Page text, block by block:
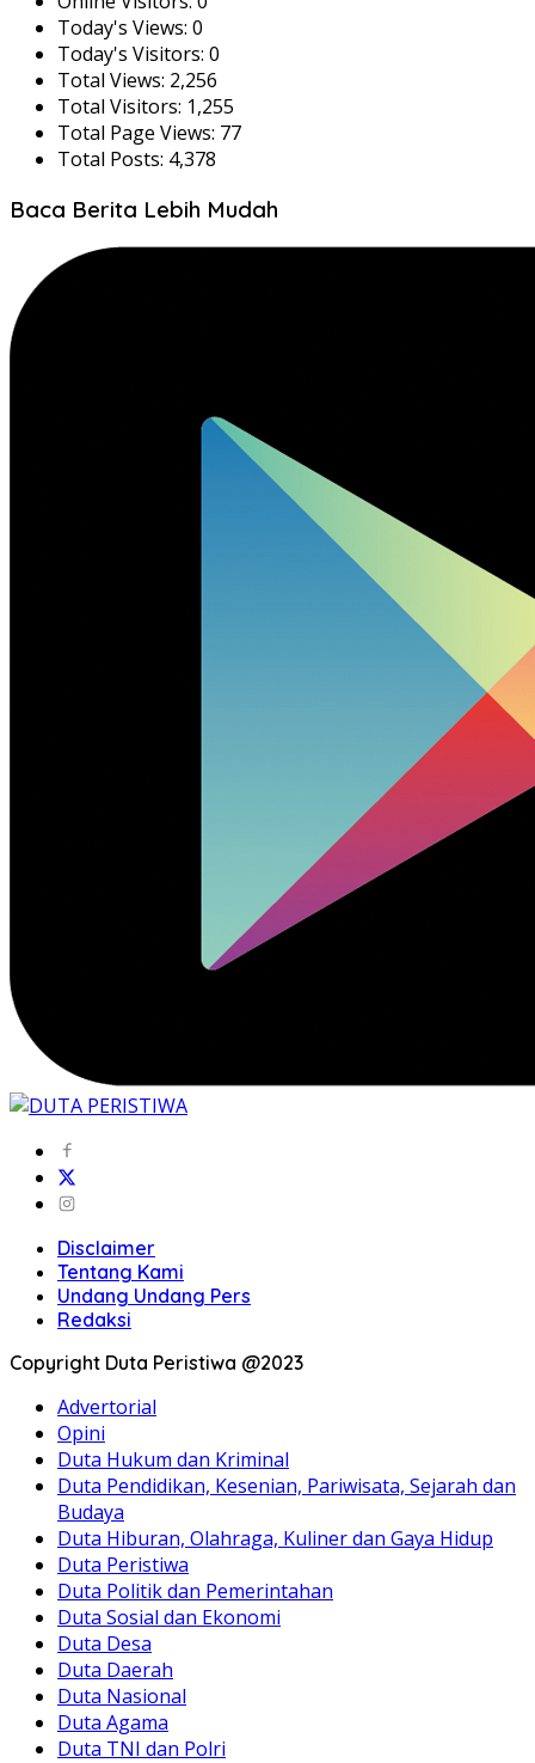
Today's Views: 0
Today's Visitors: 0
Total Views: 2,256
Total Visitors: 1,255
Total Page Views: 77
Total Posts: 4,378
Baca Berita Lebih Mudah
Disclaimer
Tentang Kami
Undang Undang Pers
Redaksi
Copyright Duta Peristiwa @2023
Advertorial
Opini
Duta Hukum dan Kriminal
Duta Pendidikan, Kesenian, Pariwisata, Sejarah dan
Budaya
Duta Hiburan, Olahraga, Kuliner dan Gaya Hidup
Duta Peristiwa
Duta Politik dan Pemerintahan
Duta Sosial dan Ekonomi
Duta Desa
Duta Daerah
Duta Nasional
Duta Agama
Duta TNI dan Polri